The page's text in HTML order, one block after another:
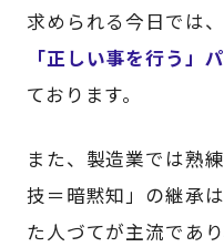
求められる今日では
「正しい事を行う」
ております。
また、製造業では熟
技＝暗黙知」の継承
た人づてが主流であ